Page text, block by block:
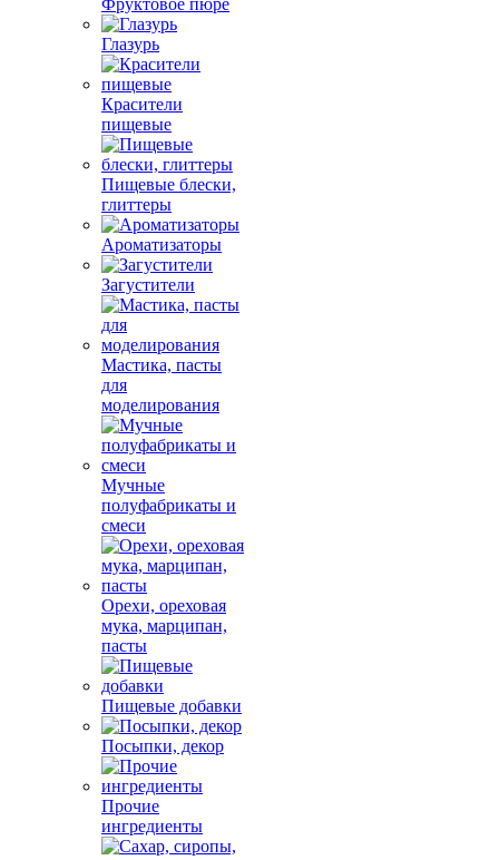
Фруктовое пюре
Глазурь
Красители
пищевые
Пищевые блески,
глиттеры
Ароматизаторы
Загустители
Мастика, пасты
для
моделирования
Мучные
полуфабрикаты и
смеси
Орехи, ореховая
мука, марципан,
пасты
Пищевые добавки
Посыпки, декор
Прочие
ингредиенты